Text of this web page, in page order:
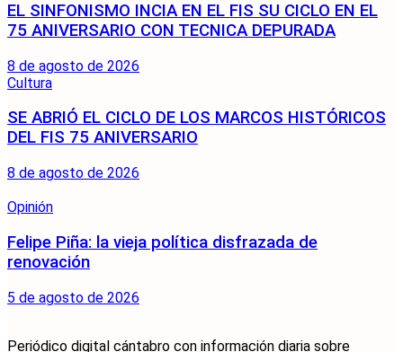
EL SINFONISMO INCIA EN EL FIS SU CICLO EN EL
75 ANIVERSARIO CON TECNICA DEPURADA
8 de agosto de 2026
Cultura
SE ABRIÓ EL CICLO DE LOS MARCOS HISTÓRICOS
DEL FIS 75 ANIVERSARIO
8 de agosto de 2026
Opinión
Felipe Piña: la vieja política disfrazada de
renovación
5 de agosto de 2026
Periódico digital cántabro con información diaria sobre